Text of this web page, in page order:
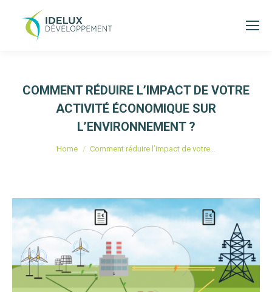
COMMENT RÉDUIRE L’IMPACT DE VOTRE
ACTIVITÉ ÉCONOMIQUE SUR
L’ENVIRONNEMENT ?
Je bent hier:
Home Comment réduire l’impact de votre…